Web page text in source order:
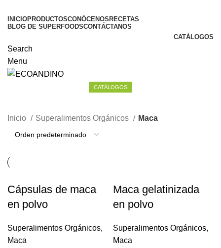
INICIOPRODUCTOSCONÓCENOS RECETAS
BLOG DE SUPERFOODSCONTÁCTANOS
CATÁLOGOS
Search
Menu
CATÁLOGOS
Inicio Superalimentos Orgánicos Maca
Cápsulas de maca
en polvo
Superalimentos Orgánicos,
Maca
Maca gelatinizada
en polvo
Superalimentos Orgánicos,
Maca